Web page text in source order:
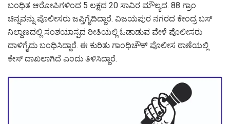
ಬಂಧಿತ ಆರೋಪಿಗಳಿಂದ 5 ಲಕ್ಷದ 20 ಸಾವಿರ ಮೌಲ್ಯದ. 88 ಗ್ರಾಂ
ಚಿನ್ನವನ್ನು ಪೊಲೀಸರು ಜಪ್ತಿಗೈದಿದ್ದಾರೆ. ವಿಜಯಪುರ ನಗರದ ಕೇಂದ್ರ ಬಸ್
ನಿಲ್ದಾಣದಲ್ಲಿ ಸಂಶಯಾಸ್ಪದ ರೀತಿಯಲ್ಲಿ ಓಡಾಡುವ ವೇಳೆ ಪೊಲೀಸರು
ದಾಳಿಗೈದು ಬಂಧಿಸಿದ್ದಾರೆ. ಈ ಕುರಿತು ಗಾಂಧಿಚೌಕ್ ಪೊಲೀಸ ಠಾಣೆಯಲ್ಲಿ
ಕೇಸ್ ದಾಖಲಾಗಿದೆ ಎಂದು ತಿಳಿಸಿದ್ದಾರೆ.